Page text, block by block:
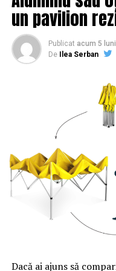
meteorologice (cum
vijeliile şi altele),
precum şi inundaţiile
ARTICOLE PE ACEIASI TEMA:
URMATORUL
Ce face Familia
| Sibiul de AZI
De ce nu se poate
un pavilion
Publicat acum 5 luni
De
Ilea Serban
Dacă ai ajuns să